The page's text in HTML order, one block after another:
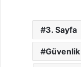
3. Sayfa
Güvenlik